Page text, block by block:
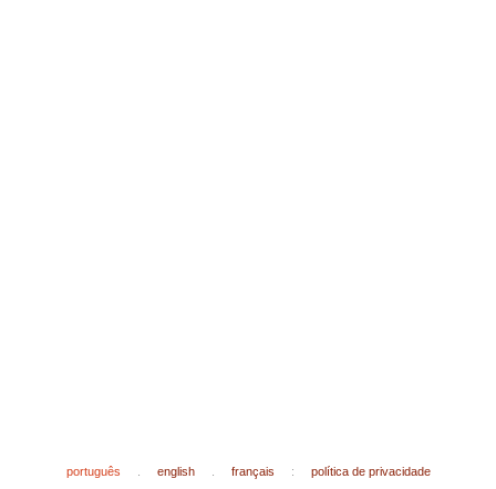
português english français : política de privacidade